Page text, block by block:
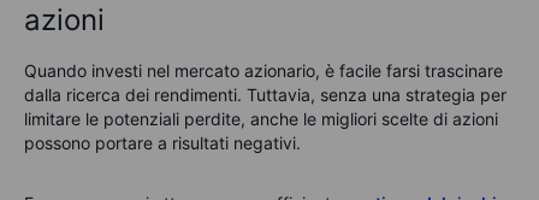
azioni
Quando investi nel mercato azionario, è facile farsi trascinare
dalla ricerca dei rendimenti. Tuttavia, senza una strategia per
limitare le potenziali perdite, anche le migliori scelte di azioni
possono portare a risultati negativi.